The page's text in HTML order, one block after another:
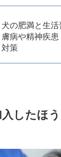
犬の肥満と生
膚病や精神疾
対策
したほ